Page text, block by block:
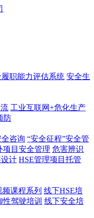
职能力评估系统 安全生
工业互联网+危化生产
防
咨询 “安全征程”安全管
项目安全管理 危害辨识
计 HSE管理项目托管
课程系列 线下HSE培
性驾驶培训 线下安全培